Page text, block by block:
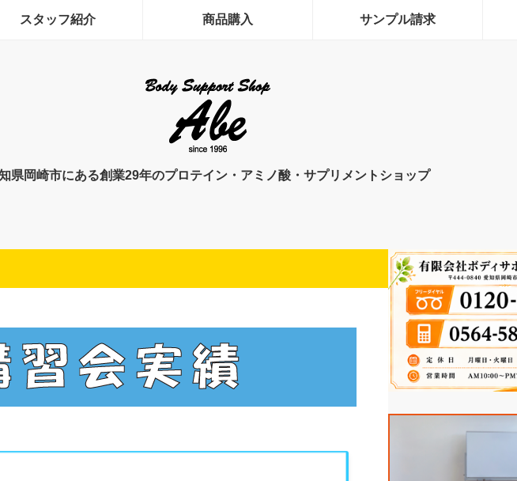
スタッフ紹介 商品購入 サンプル請求
県岡崎市にある創業29年のプロテイン・アミノ酸・サプリメントショップ